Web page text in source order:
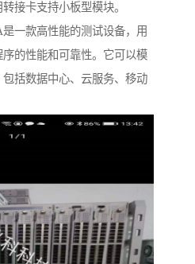
接卡支持小板型模块。
是一款高性能的测试设备，用
的性能和可靠性。它可以模
括数据中心、云服务、移动